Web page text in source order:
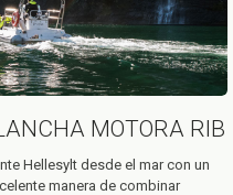
MOTORA RIB
Hellesylt desde el mar con un
manera de combinar